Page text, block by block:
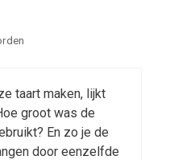
taart maken, lijkt
groot was de
En zo je de
door eenzelfde